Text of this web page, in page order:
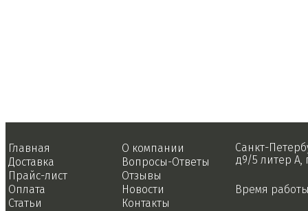
Главная
О компании
Доставка
Вопросы-Ответы
Прайс-лист
Отзывы
Оплата
Новости
Статьи
Контакты
Санкт-
д9/5 литер А,
Время